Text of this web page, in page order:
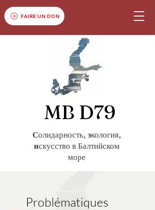
FAIRE UN DON
MB D79
Солидарность, экология,
искусство в Балтийском
море
Problématiques